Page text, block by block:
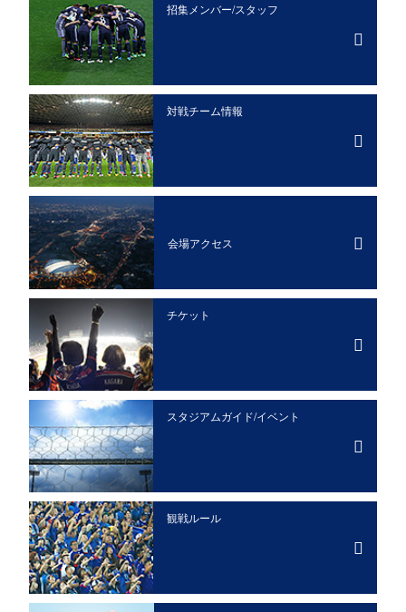
招集メンバー/スタッフ
対戦チーム情報
会場アクセス
チケット
スタジアムガイド/イベント
観戦ルール